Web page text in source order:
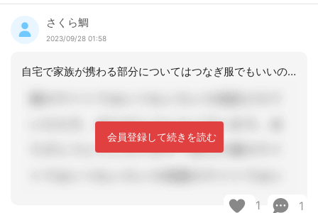
さくら鯛
2023/09/28 01:58
自宅で家族が携わる部分についてはつなぎ服でもいいのではないでしょうか。施設などで
会員登録して続きを読む
1 1